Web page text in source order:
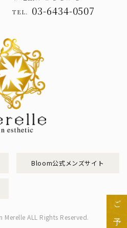
TEL. 03-6434-0507
Bloom公式メンズサイト
ALL Rights Reserved.